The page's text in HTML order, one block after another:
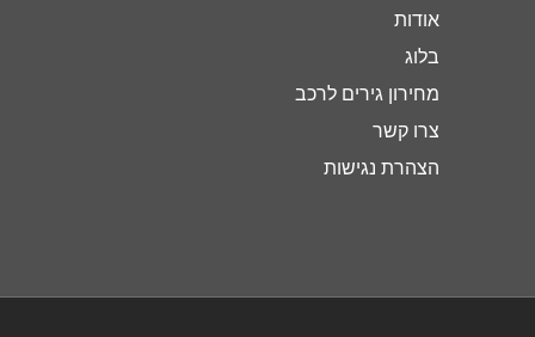
אודות
בלוג
מחירון גירים לרכב
צרו קשר
הצהרת נגישות